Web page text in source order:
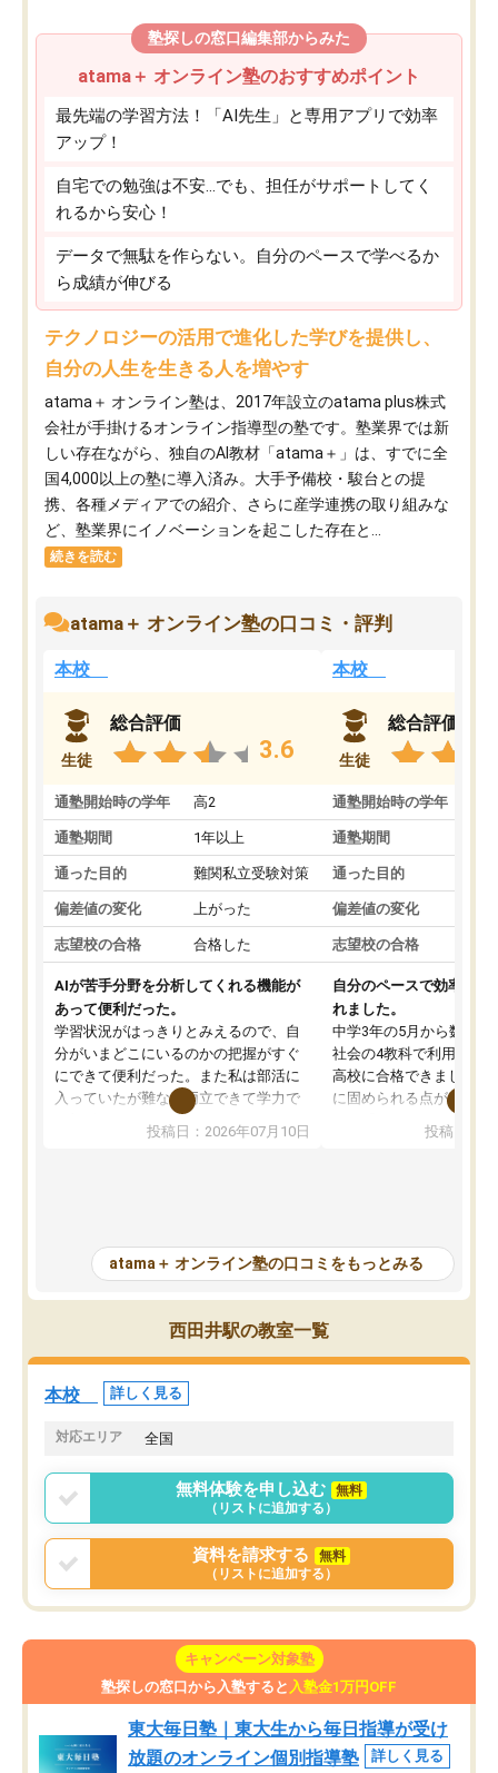
塾探しの窓口編集部からみた
atama＋ オンライン塾のおすすめポイント
最先端の学習方法！「AI先生」と専用アプリで効率
アップ！
自宅での勉強は不安…でも、担任がサポートしてく
れるから安心！
データで無駄を作らない。自分のペースで学べるか
ら成績が伸びる
テクノロジーの活用で進化した学びを提供し、
自分の人生を生きる人を増やす
atama＋ オンライン塾は、2017年設立のatama plus株式
会社が手掛けるオンライン指導型の塾です。塾業界では新
しい存在ながら、独自のAI教材「atama＋」は、すでに全
国4,000以上の塾に導入済み。大手予備校・駿台との提
携、各種メディアでの紹介、さらに産学連携の取り組みな
ど、塾業界にイノベーションを起こした存在と...
続きを読む
atama＋ オンライン塾の口コミ・評判
本校
生徒
総合評価
3.6
通塾開始時の学年 高2
通塾期間 1年以上
通った目的 難関私立受験対策
偏差値の変化 上がった
志望校の合格 合格した
AIが苦手分野を分析してくれる機能が
あって便利だった。
学習状況がはっきりとみえるので、自
分がいまどこにいるのかの把握がすぐ
にできて便利だった。また私は部活に
入っていたが難なく両立できて学力で
も部活でも結果を残すことができてよ
かった。また問題演習の際に、自分が
が、自分で自分の管理ができない人に
とっては難しい部分もあるのではない
かと思った。
投稿日：2026年07月10日
本校
生徒
総合評価
通塾開始時の学年
通塾期間
通った目的
偏差値の変化
志望校の合格
自分のペースで効率よく
れました。
中学3年の5月から数学・
社会の4教科で利用し、
高校に合格できました。
に固められる点が魅力で
項目のおかげで、手軽
元数が可視化されるので
しながら意欲的に取り組
常に効果を実感している
すめできる塾です。
投稿日：
atama＋ オンライン塾の口コミをもっとみる
西田井駅の教室一覧
本校 詳しく見る
対応エリア 全国
無料体験を申し込む
無料
（リストに追加する）
資料を請求する
無料
（リストに追加する）
キャンペーン対象塾
塾探しの窓口から入塾すると 入塾金1万円OFF
東大毎日塾｜東大生から毎日指導が受け
放題のオンライン個別指導塾
詳しく見る